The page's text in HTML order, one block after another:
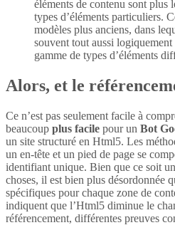
éléments de contenu sont plus
types d’éléments particuliers.
modèles plus anciens, dans
souvent tout aussi
gamme de types d’éléments
Alors, et le
Ce n’est pas seulement facile à
beaucoup plus facile pour un Bot
un site structuré en Html5. Les
un en-tête et un pied de page se
identifiant unique. Bien que ce soit
choses, il est bien plus désordonnée
spécifiques pour chaque zone de
indiquent que l’Html5 diminue le
référencement, différentes preuves